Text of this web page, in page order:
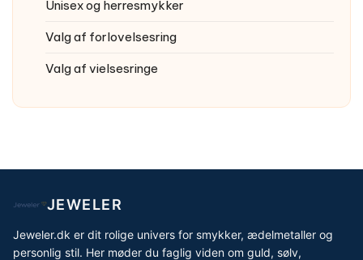
Unisex og herresmykker
Valg af forlovelsesring
Valg af vielsesringe
JEWELER
Jeweler.dk er dit rolige univers for smykker, ædelmetaller og
personlig stil. Her møder du faglig viden om guld, sølv,